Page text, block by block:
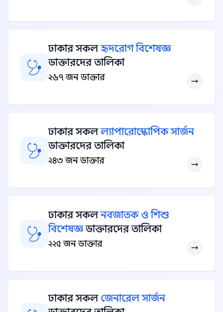
ঢাকার সকলহৃদরোগ বিশেষজ্ঞ
ডাক্তারদের তালিকা
২৬৭ জন ডাক্তার
ঢাকার সকলল্যাপারোস্কোপিক সার্জন
ডাক্তারদের তালিকা
২৪৩ জন ডাক্তার
ঢাকার সকলনবজাতক ও শিশু
বিশেষজ্ঞডাক্তারদের তালিকা
২২৫ জন ডাক্তার
ঢাকার সকল জেনারেল সার্জন